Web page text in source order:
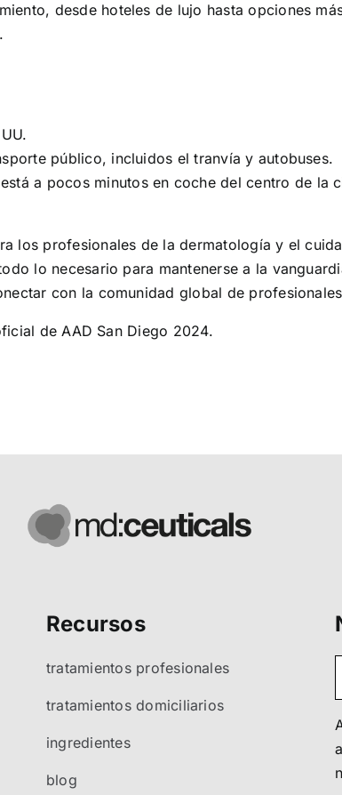
desde hoteles de lujo hasta opciones
público, incluidos el tranvía y autobuses.
a pocos minutos en coche del centro de
los profesionales de la dermatología y el
lo necesario para mantenerse a la
con la comunidad global de
de AAD San Diego 2024.
Recursos
tratamientos profesionales
tratamientos domiciliarios
ingredientes
blog